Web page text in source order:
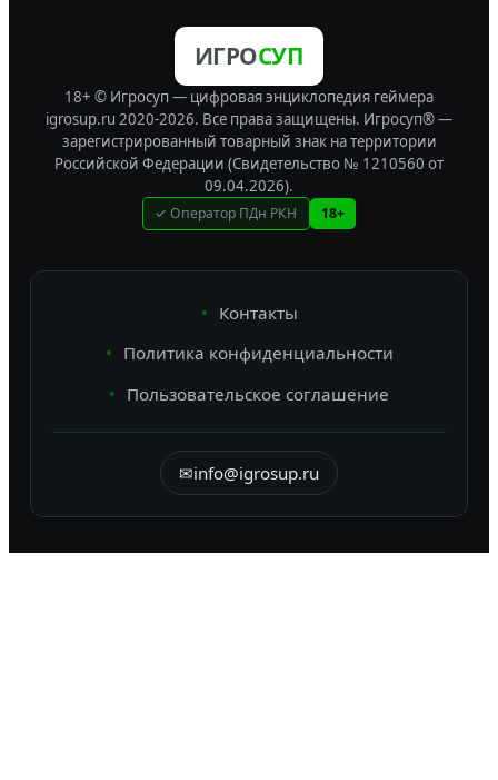
ИГРОСУП
18+ © Игросуп — цифровая энциклопедия геймера
igrosup.ru 2020-2026. Все права защищены. Игросуп® —
зарегистрированный товарный знак на территории
Российской Федерации (Свидетельство № 1210560 от
09.04.2026).
✓ Оператор ПДн РКН 18+
Контакты
Политика конфиденциальности
Пользовательское соглашение
✉info@igrosup.ru